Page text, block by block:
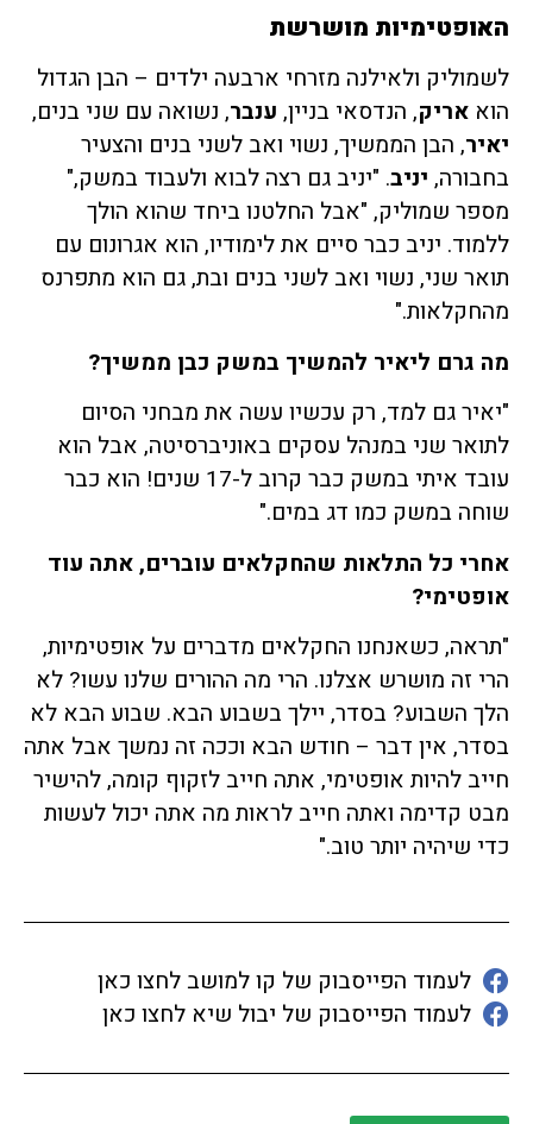
האופטימיות מושרשת
לשמוליק ולאילנה מזרחי ארבעה ילדים – הבן הגדול
הוא אריק, הנדסאי בניין, ענבר, נשואה עם שני בנים,
יאיר, הבן הממשיך, נשוי ואב לשני בנים והצעיר
בחבורה, יניב. "יניב גם רצה לבוא ולעבוד במשק,"
מספר שמוליק, "אבל החלטנו ביחד שהוא הולך
ללמוד. יניב כבר סיים את לימודיו, הוא אגרונום עם
תואר שני, נשוי ואב לשני בנים ובת, גם הוא מתפרנס
מהחקלאות."
מה גרם ליאיר להמשיך במשק כבן ממשיך?
"יאיר גם למד, רק עכשיו עשה את מבחני הסיום
לתואר שני במנהל עסקים באוניברסיטה, אבל הוא
עובד איתי במשק כבר קרוב ל-17 שנים! הוא כבר
שוחה במשק כמו דג במים."
אחרי כל התלאות שהחקלאים עוברים, אתה עוד
אופטימי?
"תראה, כשאנחנו החקלאים מדברים על אופטימיות,
הרי זה מושרש אצלנו. הרי מה ההורים שלנו עשו? לא
הלך השבוע? בסדר, יילך בשבוע הבא. שבוע הבא לא
בסדר, אין דבר – חודש הבא וככה זה נמשך אבל אתה
חייב להיות אופטימי, אתה חייב לזקוף קומה, להישיר
מבט קדימה ואתה חייב לראות מה אתה יכול לעשות
כדי שיהיה יותר טוב."
לעמוד הפייסבוק של קו למושב לחצו כאן
לעמוד הפייסבוק של יבול שיא לחצו כאן